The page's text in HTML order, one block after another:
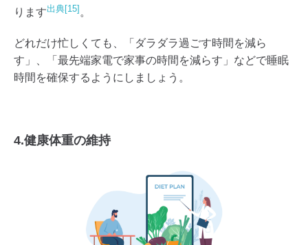
ります出典[15] 。
どれだけ忙しくても、「ダラダラ過ごす時間を減ら
す」、「最先端家電で家事の時間を減らす」などで睡眠
時間を確保するようにしましょう。
4.健康体重の維持